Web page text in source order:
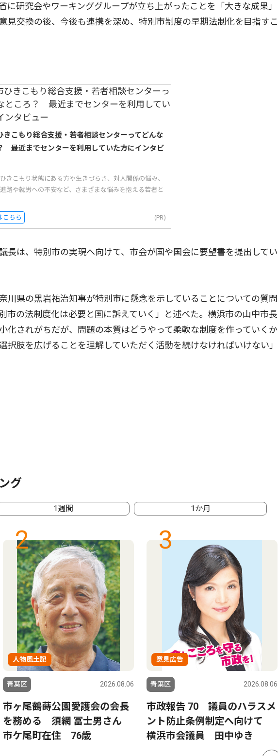
に研究会やワーキンググループが立ち上がったことを「大きな成果」
見交換の後、今後も連携を深め、特別市制度の早期法制化を目指すこ
きこもり総合支援・若者相談センターってどんな
最近までセンターを利用していた方にインタビ
きこもり状態にある方や生きづらさ、対人関係の悩み、
路や就労への不安など、さまざまな悩みを抱える若者と
こちら (PR)
は、特別市の実現へ向けて、市会が国や国会に要望書を提出してい
県の黒岩祐治知事が特別市に懸念を示していることについての質問
市の法制度化は必要と国に訴えていく」と述べた。横浜市の山中市長
化されがちだが、問題の本質はどうやって柔軟な制度を作っていくか
択肢を広げることを理解していただく活動を続けなければいけない」
グ
1週間 1か月
2
人物風土記
青葉区 2026.08.06
市ヶ尾鶴蒔公園愛護会の会長
を務める 須網 冨士男さん
市ケ尾町在住 76歳
3
意見広告
青葉区 2026.08.06
市政報告 70 議員のハラスメ
ント防止条例制定へ向けて
横浜市会議員 田中ゆき